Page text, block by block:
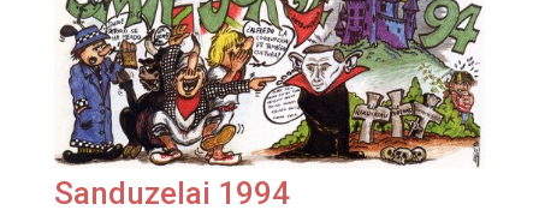
Sanduzelai 1994